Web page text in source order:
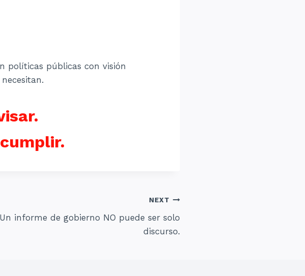
políticas públicas con visión
NEXT
Un informe de gobierno NO puede ser solo
discurso.